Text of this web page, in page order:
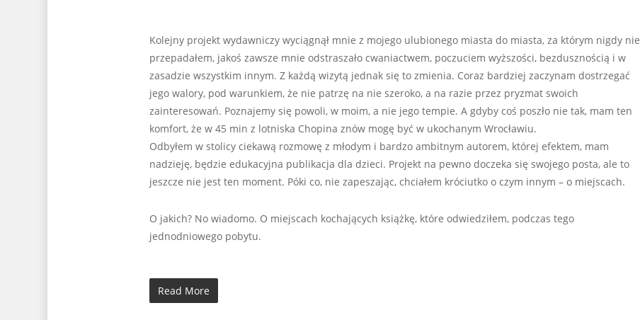
Kolejny projekt wydawniczy wyciągnął mnie z mojego ulubionego miasta do miasta, za którym nigdy nie
przepadałem, jakoś zawsze mnie odstraszało cwaniactwem, poczuciem wyższości, bezdusznością i w
zasadzie wszystkim innym. Z każdą wizytą jednak się to zmienia. Coraz bardziej zaczynam dostrzegać
jego walory, pod warunkiem, że nie patrzę na nie szeroko, a na razie przez pryzmat swoich
zainteresowań. Poznajemy się powoli, w moim, a nie jego tempie. A gdyby coś poszło nie tak, mam ten
komfort, że w 45 min z lotniska Chopina znów mogę być w ukochanym Wrocławiu.
Odbyłem w stolicy ciekawą rozmowę z młodym i bardzo ambitnym autorem, której efektem, mam
nadzieję, będzie edukacyjna publikacja dla dzieci. Projekt na pewno doczeka się swojego posta, ale to
jeszcze nie jest ten moment. Póki co, nie zapeszając, chciałem króciutko o czym innym – o miejscach.
O jakich? No wiadomo. O miejscach kochających książkę, które odwiedziłem, podczas tego
jednodniowego pobytu.
Read More